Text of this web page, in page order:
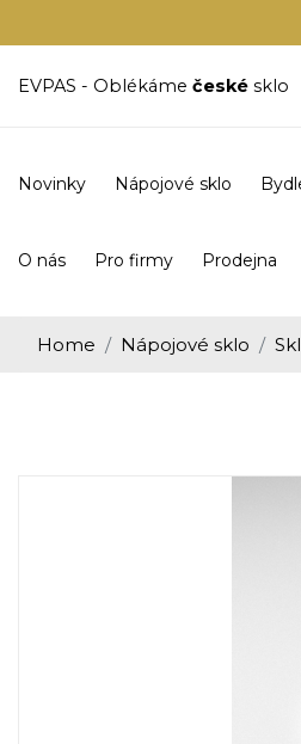
EVPAS - Oblékáme české sklo
Novinky Nápojové sklo
O nás Pro firmy Prodejna
Home Nápojové sklo